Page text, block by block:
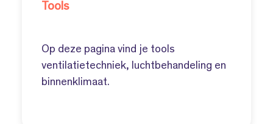
Tools
Op deze pagina vind je tools
ventilatietechniek, luchtbehandeling en
binnenklimaat.